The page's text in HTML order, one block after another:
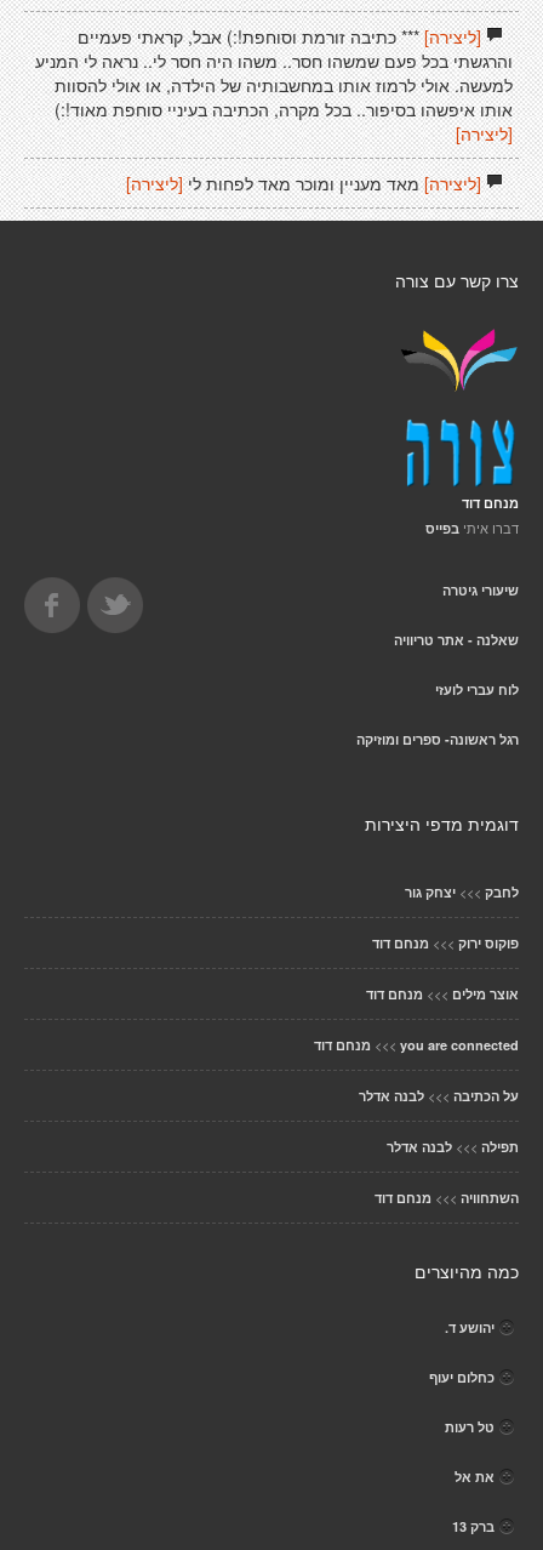
[ליצירה]*** כתיבה זורמת וסוחפת!:) אבל, קראתי פעמיים
והרגשתי בכל פעם שמשהו חסר.. משהו היה חסר לי.. נראה לי המניע
למעשה. אולי לרמוז אותו במחשבותיה של הילדה, או אולי להסוות
אותו איפשהו בסיפור.. בכל מקרה, הכתיבה בעיניי סוחפת מאוד!:)
[ליצירה]
[ליצירה]מאד מעניין ומוכר מאד לפחות לי[ליצירה]
צרו קשר עם צורה
מנחם דוד
דברו איתי בפייס
שיעורי גיטרה
שאלנה - אתר טריוויה
לוח עברי לועזי
רגל ראשונה- ספרים ומוזיקה
דוגמית מדפי היצירות
לחבק >>> יצחק גור
פוקוס ירוק >>> מנחם דוד
אוצר מילים >>> מנחם דוד
you are connected
>>> מנחם דוד
על הכתיבה >>> לבנה אדלר
תפילה >>> לבנה אדלר
השתחוויה >>> מנחם דוד
כמה מהיוצרים
יהושע ד.
כחלום יעוף
טל רעות
את אל
ברק 13